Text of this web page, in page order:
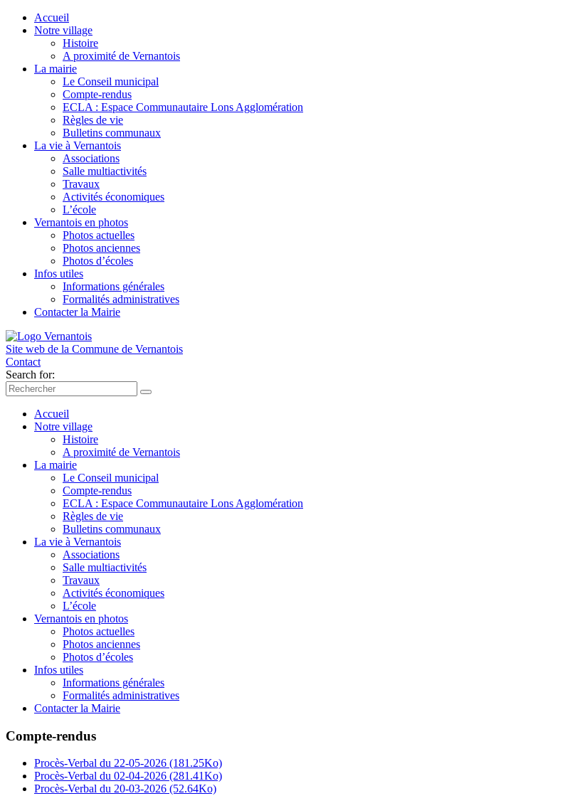
Accueil
Notre village
Histoire
A proximité de Vernantois
La mairie
Le Conseil municipal
Compte-rendus
ECLA : Espace Communautaire Lons Agglomération
Règles de vie
Bulletins communaux
La vie à Vernantois
Associations
Salle multiactivités
Travaux
Activités économiques
L’école
Vernantois en photos
Photos actuelles
Photos anciennes
Photos d’écoles
Infos utiles
Informations générales
Formalités administratives
Contacter la Mairie
Site web de la Commune de Vernantois
Contact
Search for:
Accueil
Notre village
Histoire
A proximité de Vernantois
La mairie
Le Conseil municipal
Compte-rendus
ECLA : Espace Communautaire Lons Agglomération
Règles de vie
Bulletins communaux
La vie à Vernantois
Associations
Salle multiactivités
Travaux
Activités économiques
L’école
Vernantois en photos
Photos actuelles
Photos anciennes
Photos d’écoles
Infos utiles
Informations générales
Formalités administratives
Contacter la Mairie
Compte-rendus
Procès-Verbal du 22-05-2026 (181.25Ko)
Procès-Verbal du 02-04-2026 (281.41Ko)
Procès-Verbal du 20-03-2026 (52.64Ko)